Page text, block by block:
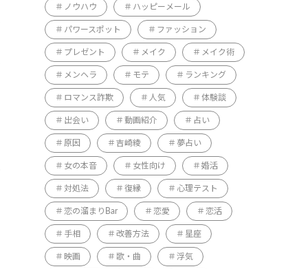
ノウハウ ハッピーメール
パワースポット ファッション
プレゼント メイク メイク術
メンヘラ モテ ランキング
ロマンス詐欺 人気 体験談
出会い 動画紹介 占い
原因 吉崎綾 夢占い
女の本音 女性向け 婚活
対処法 復縁 心理テスト
恋の溜まりBar 恋愛 恋活
手相 改善方法 星座
映画 歌・曲 浮気